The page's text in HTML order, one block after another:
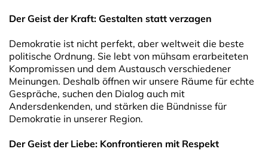
Der Geist der Kraft: Gestalten statt verzagen
Demokratie ist nicht perfekt, aber weltweit die beste
politische Ordnung. Sie lebt von mühsam erarbeiteten
Kompromissen und dem Austausch verschiedener
Meinungen. Deshalb öffnen wir unsere Räume für echte
Gespräche, suchen den Dialog auch mit
Andersdenkenden, und stärken die Bündnisse für
Demokratie in unserer Region.
Der Geist der Liebe: Konfrontieren mit Respekt